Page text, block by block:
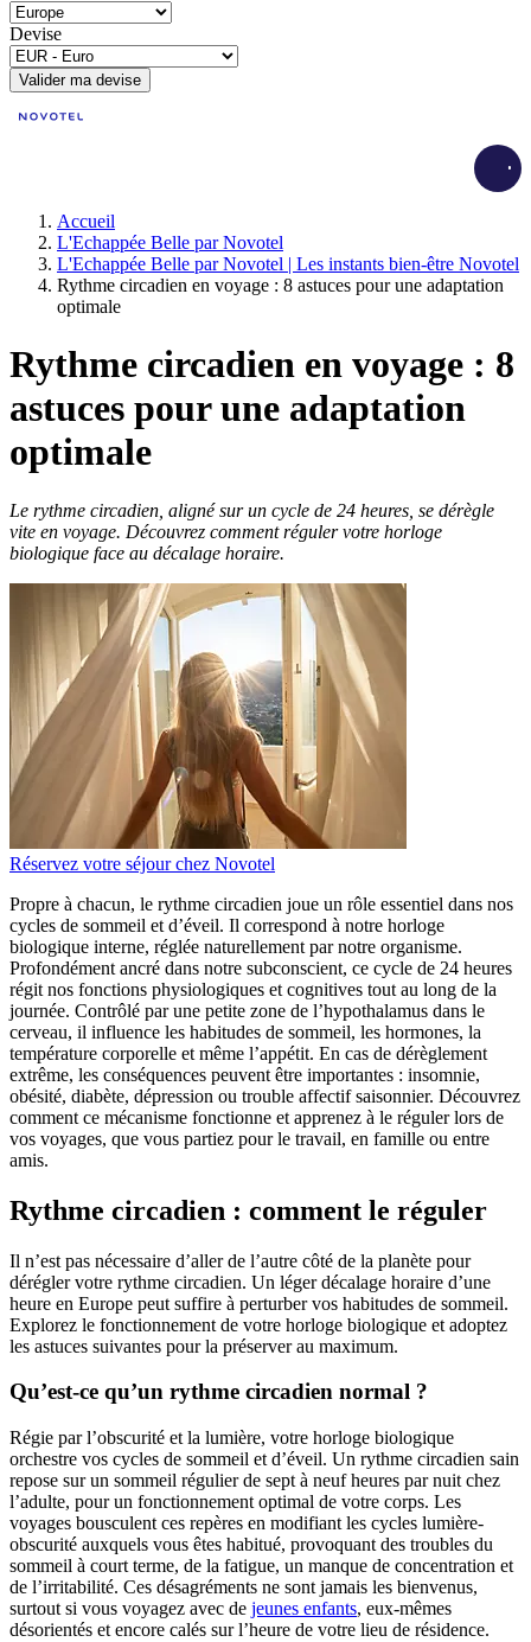
Devise
Valider ma devise
Accueil
L'Echappée Belle par Novotel
L'Echappée Belle par Novotel | Les instants bien-être Novotel
Rythme circadien en voyage : 8 astuces pour une adaptation
optimale
Rythme circadien en voyage : 8
astuces pour une adaptation
optimale
Le rythme circadien, aligné sur un cycle de 24 heures, se dérègle
vite en voyage. Découvrez comment réguler votre horloge
biologique face au décalage horaire.
Réservez votre séjour chez Novotel
Propre à chacun, le rythme circadien joue un rôle essentiel dans nos
cycles de sommeil et d’éveil. Il correspond à notre horloge
biologique interne, réglée naturellement par notre organisme.
Profondément ancré dans notre subconscient, ce cycle de 24 heures
régit nos fonctions physiologiques et cognitives tout au long de la
journée. Contrôlé par une petite zone de l’hypothalamus dans le
cerveau, il influence les habitudes de sommeil, les hormones, la
température corporelle et même l’appétit. En cas de dérèglement
extrême, les conséquences peuvent être importantes : insomnie,
obésité, diabète, dépression ou trouble affectif saisonnier. Découvrez
comment ce mécanisme fonctionne et apprenez à le réguler lors de
vos voyages, que vous partiez pour le travail, en famille ou entre
amis.
Rythme circadien : comment le réguler
Il n’est pas nécessaire d’aller de l’autre côté de la planète pour
dérégler votre rythme circadien. Un léger décalage horaire d’une
heure en Europe peut suffire à perturber vos habitudes de sommeil.
Explorez le fonctionnement de votre horloge biologique et adoptez
les astuces suivantes pour la préserver au maximum.
Qu’est-ce qu’un rythme circadien normal ?
Régie par l’obscurité et la lumière, votre horloge biologique
orchestre vos cycles de sommeil et d’éveil. Un rythme circadien sain
repose sur un sommeil régulier de sept à neuf heures par nuit chez
l’adulte, pour un fonctionnement optimal de votre corps. Les
voyages bousculent ces repères en modifiant les cycles lumière-
obscurité auxquels vous êtes habitué, provoquant des troubles du
sommeil à court terme, de la fatigue, un manque de concentration et
de l’irritabilité. Ces désagréments ne sont jamais les bienvenus,
surtout si vous voyagez avec de jeunes enfants, eux-mêmes
désorientés et encore calés sur l’heure de votre lieu de résidence.